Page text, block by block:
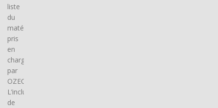
liste
du
matériel
pris
en
charge
par
OZECAR.
L’inclusion
de